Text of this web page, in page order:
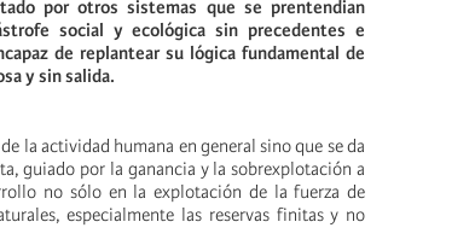
por otros sistemas que se prentendian
social y ecológica sin precedentes e
de replantear su lógica fundamental de
y sin salida.
la actividad humana en general sino que se da
guiado por la ganancia y la sobrexplotación a
no sólo en la explotación de la fuerza de
especialmente las reservas finitas y no